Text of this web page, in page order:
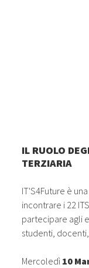
IL RUOLO
TERZIARIA
IT'S4Future è
incontrare i 22
partecipare agli
studenti,
Mercoledì 10